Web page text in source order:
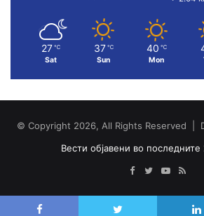
27 ℃
Sat
37 ℃
Sun
40 ℃
Mon
© Copyright 2026, All Rights Reserved |
Вести објавени во последните
Facebook
TwitterYouTube
RSS